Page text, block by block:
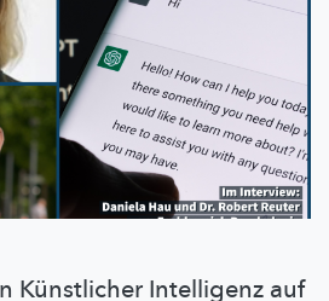
Künstlicher Intelligenz auf